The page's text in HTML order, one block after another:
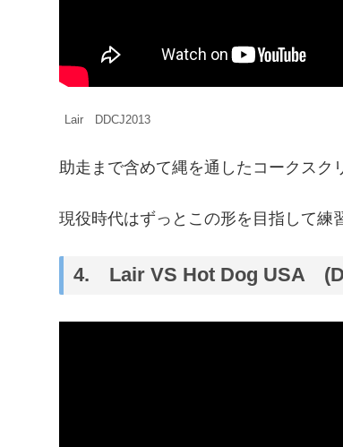
Lair DDCJ2013
助走まで含めて縄を通したコークスク
現役時代はずっとこの形を目指して練
4. Lair VS Hot Dog USA